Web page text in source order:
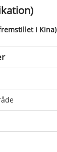
i Kina)